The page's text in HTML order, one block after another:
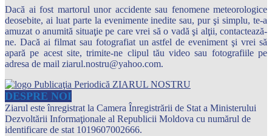
Dacă ai fost martorul unor accidente sau fenomene meteorologice
deosebite, ai luat parte la evenimente inedite sau, pur şi simplu, te-a
amuzat o anumită situaţie pe care vrei să o vadă şi alţii, contactează-
ne. Dacă ai filmat sau fotografiat un astfel de eveniment şi vrei să
apară pe acest site, trimite-ne clipul tău video sau fotografiile pe
adresa de mail ziarul.nostru@yahoo.com.
DESPRE NOI
Ziarul este înregistrat la Camera Înregistrării de Stat a Ministerului
Dezvoltării Informaţionale al Republicii Moldova cu numărul de
identificare de stat 1019607002666.